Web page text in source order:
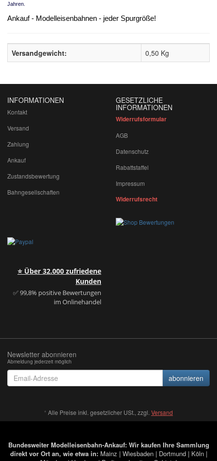
Jahren.
Ankauf - Modelleisenbahnen - jeder Spurgröße!
Versandgewicht: 0,50 Kg
INFORMATIONEN
Kontakt
Versand
Zahlung
Ankauf
Zustandsbewertung
Bahngesellschaften
GESETZLICHE
INFORMATIONEN
Widerrufsformular
AGB
Datenschutz
Rabattstaffel
Impressum
Widerrufsrecht
⭐ Über 32.000 zufriedene
Kunden
✅ 99,8% positive Bewertungen
im Onlinehandel
Newsletter abonnieren
Abmeldung jederzeit möglich
Email-
Adresse
abonnieren
* Alle Preise inkl. gesetzlicher USt., zzgl. Versand
Bundesweiter Modelleisenbahn-Ankauf: Wir kaufen Ihre Sammlung
direkt vor Ort an, wie etwa in: Mainz | Wiesbaden| Dortmund| Köln|